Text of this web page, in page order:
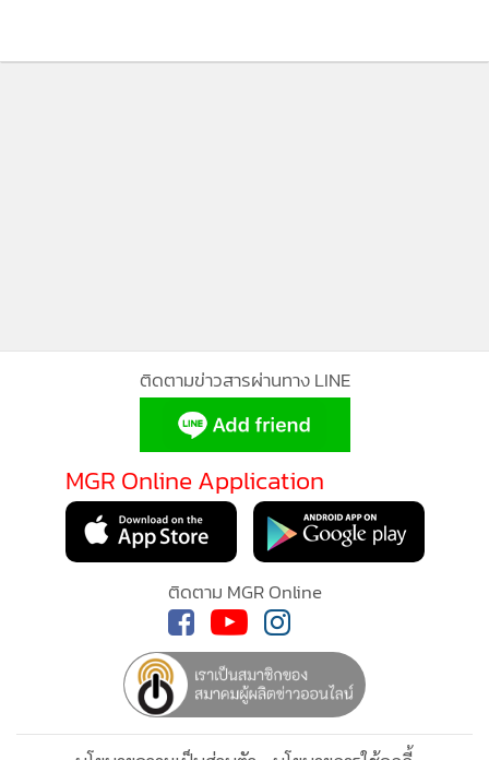
เก็บกักเต็มอ่างฯ หมดแล้ว มีน้ำล้นไหลออกอ่างฯ ประมาณ 100
ลบ.ม. และลำน้ำสาขามีปริมาณน้ำเต็มทุกสาย ซึ่งต่างไหลลงลำตะ
คองทั้งหมด โดยวันนี้จะเป็นช่วงที่มีน้ำสูงสุดไหลมาถึงโครงการ
อาคารแบ่งน้ำละลมหม้อ ต.โคกกรวด อ.เมือง จ.นครราชสีมา ซึ่ง
เป็นจุดควบคุมและแบ่งปริมาณน้ำออกเป็น 2 สาย คือ ลำตะคอง
สายเดิม ไหลเข้าตัวเมืองนครราชสีมา และลำบริบูรณ์ ไหลอ้อมตัว
เมืองโคราช ซึ่งทางชลประทานทำงานกันอย่างเต็มที่ในการ
ติดตามข่าวสารผ่านทาง LINE
MGR Online Application
ติดตาม MGR Online